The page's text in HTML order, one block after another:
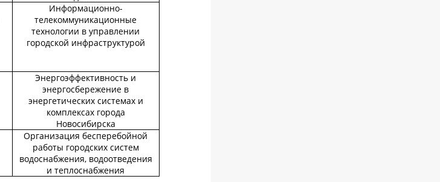
Информационно-
телекоммуникационные
технологии в управлении
городской инфраструктурой
Энергоэффективность и
энергосбережение в
энергетических системах и
комплексах города
Новосибирска
Организация бесперебойной
работы городских систем
водоснабжения, водоотведения
и теплоснабжения